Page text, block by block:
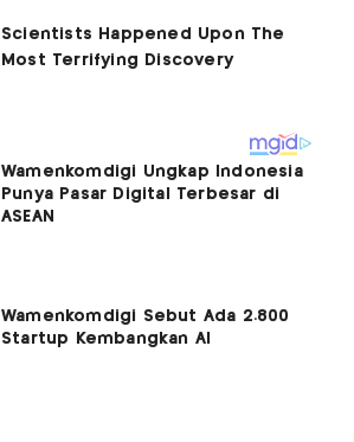
Wamenkomdigi Ungkap Indonesia
Punya Pasar Digital Terbesar di
ASEAN
Wamenkomdigi Sebut Ada 2.800
Startup Kembangkan AI